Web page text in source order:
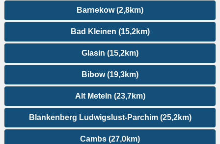
Barnekow (2,8km)
Bad Kleinen (15,2km)
Glasin (15,2km)
Bibow (19,3km)
Alt Meteln (23,7km)
Blankenberg Ludwigslust-Parchim (25,2km)
Cambs (27,0km)